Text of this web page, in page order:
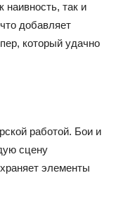
наивность, так и
добавляет
который удачно
работой. Бои и
сцену
элементы